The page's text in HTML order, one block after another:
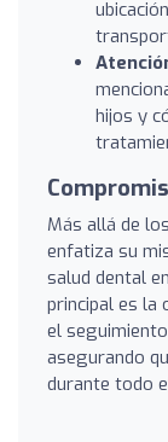
hijos y
Más allá de
enfatiza su
salud dental
principal es la
el
asegurando
durante todo